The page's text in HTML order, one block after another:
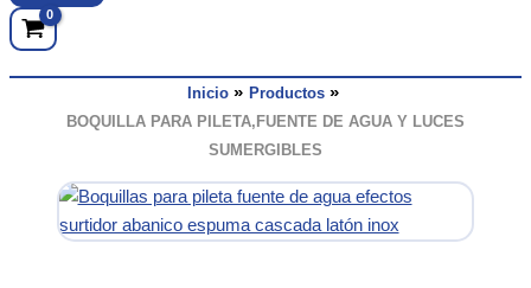
Inicio
Productos
BOQUILLA PARA PILETA,FUENTE DE AGUA Y LUCES
SUMERGIBLES